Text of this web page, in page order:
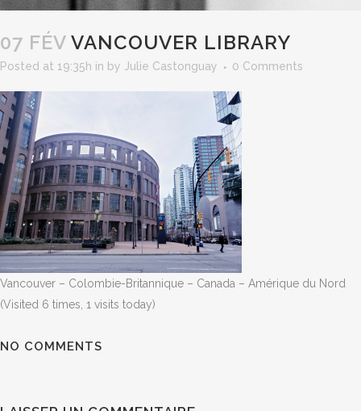
07 FÉV VANCOUVER LIBRARY
Posted at 19:35h in by Julie Castonguay 0 Comments
Vancouver – Colombie-Britannique – Canada – Amérique du Nord
(Visited 6 times, 1 visits today)
NO COMMENTS